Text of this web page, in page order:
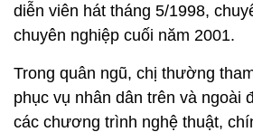
diễn viên hát tháng 5/1998,
chuyên nghiệp cuối năm 2001.
Trong quân ngũ, chị thường
phục vụ nhân dân trên và ngoài
các chương trình nghệ thuật,